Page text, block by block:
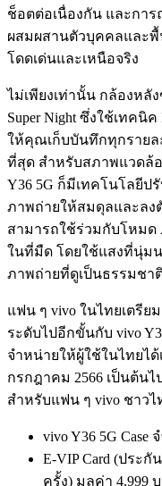
ช็อตต่อเนื่องกัน และการ
ผสมผสานตัวบุคคลและพื้
โดดเด่นและเหนือจริง
ไม่เพียงเท่านั้น กล้องหลั
Super Night ซึ่งใช้เทคนิ
ให้คุณเก็บบันทึกทุกราย
ที่สุด สำหรับสภาพแวดล้
Y36 5G ก็มีเทคโนโลยีป
ภาพถ่ายให้สมดุลและลง
สามารถใช้ร่วมกับโหมด
ในที่มืด โดยใช้แสงที่นุ่ม
ภาพถ่ายที่ดูเป็นธรรมชา
แฟน ๆ vivo ในไทยเตรี
ระดับไปอีกขั้นกับ vivo
จำหน่ายให้ผู้ใช้ในไทยได้
กรกฎาคม 2566 เป็นต้น
สำหรับแฟน ๆ vivo ชาวไ
vivo Y36 5G
E-VIP Card (ประกั
ครั้ง) มูลค่า 4,999